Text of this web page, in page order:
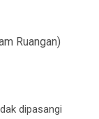
Ruangan)
dipasangi